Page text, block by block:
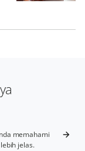
memahami
jelas.